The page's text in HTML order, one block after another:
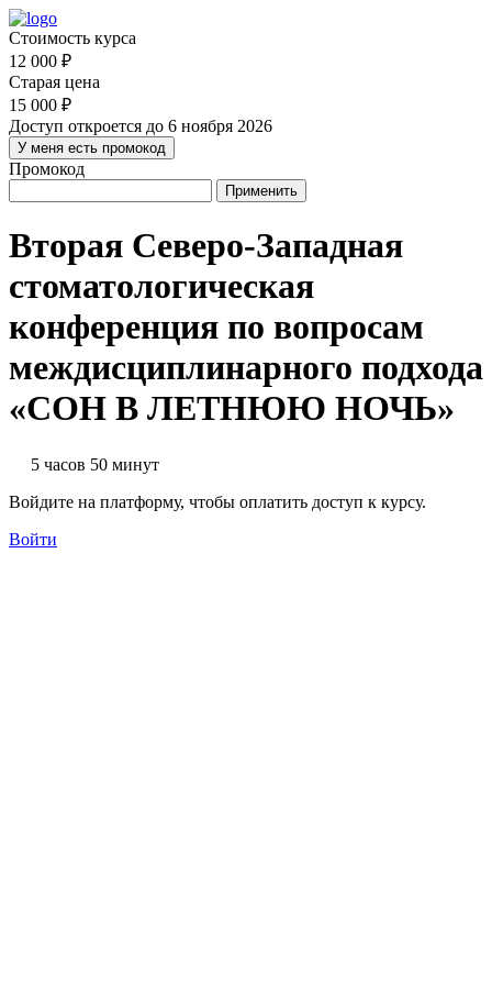
Стоимость курса
12 000 ₽
Старая цена
15 000 ₽
Доступ откроется до 6 ноября 2026
У меня есть промокод
Промокод
Применить
Вторая Северо-Западная
стоматологическая
конференция по вопросам
междисциплинарного подхода
«СОН В ЛЕТНЮЮ НОЧЬ»
5 часов 50 минут
Войдите на платформу, чтобы оплатить доступ к курсу.
Войти